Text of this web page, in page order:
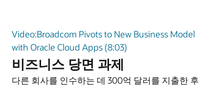
Video:Broadcom Pivots to New Business Model
with Oracle Cloud Apps (8:03)
비즈니스 당면 과제
다른 회사를 인수하는 데 300억 달러를 지출한 후